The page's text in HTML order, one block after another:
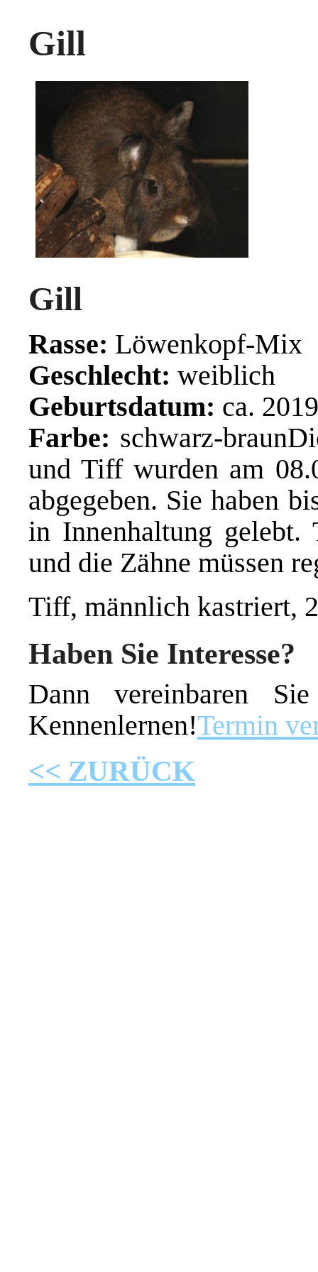
Gill
Gill
Rasse: Löwenkopf-Mix
Geschlecht: weiblich
Geburtsdatum: ca.
Farbe: schwarz-
und Tiff wurden am
abgegeben. Sie haben
in Innenhaltung gelebt.
und die Zähne müssen
Tiff, männlich kastriert,
Haben Sie Interesse?
Dann vereinbaren
Kennenlernen!Termin
<< ZURÜCK